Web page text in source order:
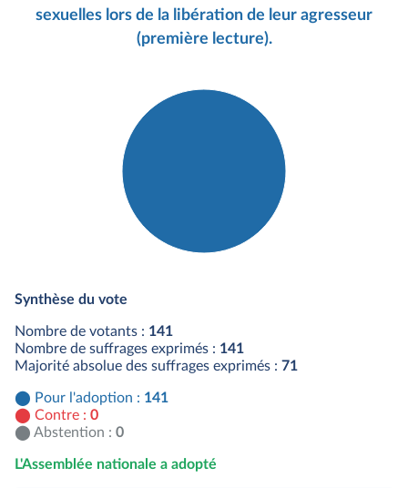
sexuelles lors de la libération de leur agresseur
(première lecture).
Synthèse du vote
Nombre de votants : 141
Nombre de suffrages exprimés : 141
Majorité absolue des suffrages exprimés : 71
Pour l'adoption : 141
Contre : 0
Abstention : 0
L'Assemblée nationale a adopté